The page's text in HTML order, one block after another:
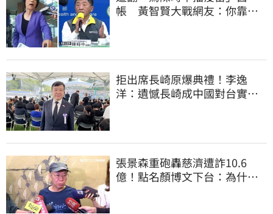
帳 黃智賢大戰網友：你靠我
拒出席長崎原爆典禮！李逸
洋：遺憾長崎成中國對台實施
張景森重砲轟慈濟遭詐10.6
億！點名顏博文下台：為什麼